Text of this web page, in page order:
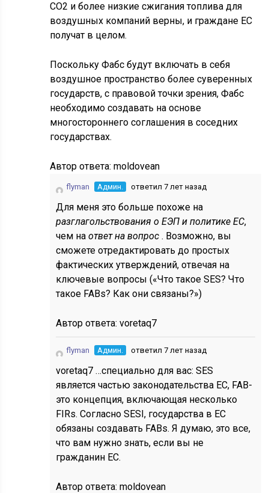
CO2 и более низкие сжигания топлива для
воздушных компаний верны, и граждане ЕС
получат в целом.
Поскольку Фабс будут включать в себя
воздушное пространство более суверенных
государств, с правовой точки зрения, Фабс
необходимо создавать на основе
многостороннего соглашения в соседних
государствах.
Автор ответа:moldovean
flyman Админ. ответил 7 лет назад
Для меня это больше похоже на
разглагольствования о ЕЭП и политике ЕС,
чем наответ на вопрос. Возможно, вы
сможете отредактировать до простых
фактических утверждений, отвечая на
ключевые вопросы («Что такое SES? Что
такое FABs? Как они связаны?»)
Автор ответа:voretaq7
flyman Админ. ответил 7 лет назад
voretaq7 …специально для вас: SES
является частью законодательства ЕС, FAB-
это концепция, включающая несколько
FIRs. Согласно SESI, государства в ЕС
обязаны создавать FABs. Я думаю, это все,
что вам нужно знать, если вы не
гражданин ЕС.
Автор ответа:moldovean